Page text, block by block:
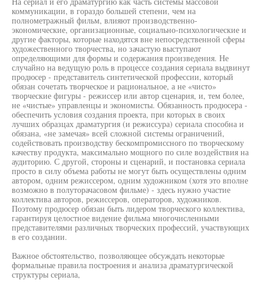
коммуникации, в гораздо большей степени, чем на
полнометражный фильм, влияют производственно-
экономические, организационные, социально-психологические и
другие факторы, которые находятся вне непосредственной сферы
художественного творчества, но зачастую выступают
определяющими для формы и содержания произведения. Не
случайно на ведущую роль в процессе создания сериала выдвинут
продюсер - представитель синтетической профессии, который
обязан сочетать творческое и рациональное, а не «чисто»
творческие фигуры - режиссер или автор сценария, и, тем более,
не «чистые» управленцы и экономисты. Обязанность продюсера -
обеспечить условия создания проекта, при которых в своих
лучших образцах драматургия (и режиссура) сериала способна и
обязана, «не замечая» всей сложной системы ограничений,
содействовать производству бескомпромиссного по творческому
качеству продукта, максимально мощного по силе воздействия на
аудиторию. С другой, стороны и сценарий, и постановка сериала
просто в силу объема работы не могут быть осуществлены одним
автором, одним режиссером, одним художником (хотя это вполне
возможно в полуторачасовом фильме) - здесь нужно участие
коллектива авторов, режиссеров, операторов, художников.
Поэтому продюсер обязан быть лидером творческого коллектива,
гарантируя целостное видение фильма многочисленными
представителями различных творческих профессий, участвующих
в его создании.
Важное обстоятельство, позволяющее обсуждать некоторые
формальные правила построения и анализа драматургической
структуры сериала,